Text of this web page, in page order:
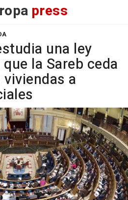
press
una ley
la Sareb ceda
viviendas a